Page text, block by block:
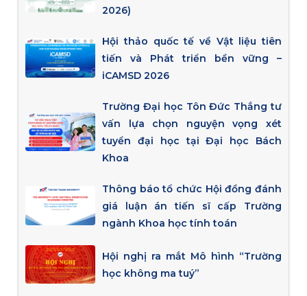
2026)
Hội thảo quốc tế về Vật liệu tiên
tiến và Phát triển bền vững –
iCAMSD 2026
Trường Đại học Tôn Đức Thắng tư
vấn lựa chọn nguyện vọng xét
tuyển đại học tại Đại học Bách
Khoa
Thông báo tổ chức Hội đồng đánh
giá luận án tiến sĩ cấp Trường
ngành Khoa học tính toán
Hội nghị ra mắt Mô hình “Trường
học không ma tuý”